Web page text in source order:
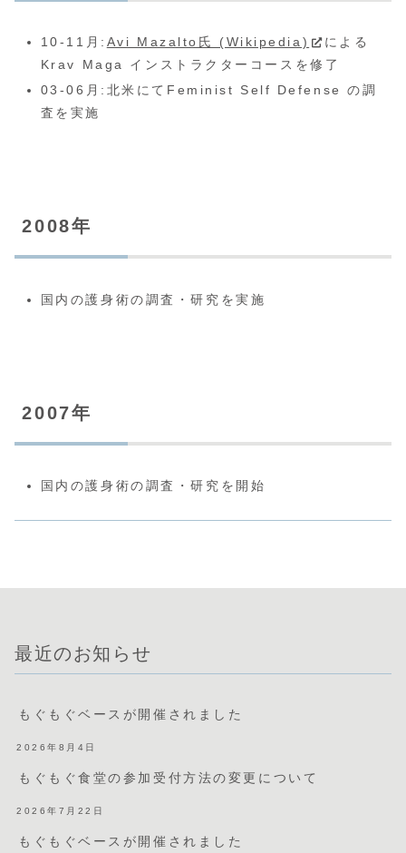
10-11月: Avi Mazalto氏 (Wikipedia)
による
Krav Maga インストラクターコースを修了
03-06月:北米にてFeminist Self Defense の調
査を実施
2008年
国内の護身術の調査・研究を実施
2007年
国内の護身術の調査・研究を開始
最近のお知らせ
もぐもぐベースが開催されました
2026年8月4日
もぐもぐ食堂の参加受付方法の変更について
2026年7月22日
もぐもぐベースが開催されました